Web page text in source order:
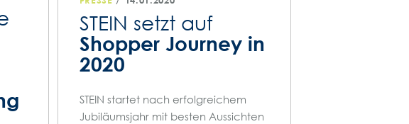
STEIN setzt auf
Shopper Journey in
2020
STEIN startet nach erfolgreichem
Jubiläumsjahr mit besten Aussichten